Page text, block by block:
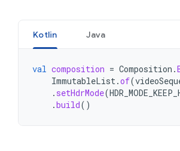
Kotlin Java
val composition = Composition .
ImmutableList.of(
. setHdrMode(
.build()